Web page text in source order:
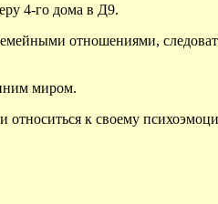
4-го дома в Д9.
отношениями,
миром.
к своему